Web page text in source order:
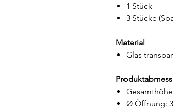
1 Stück
3 Stücke
Material
Glas
Ø Öffnung: